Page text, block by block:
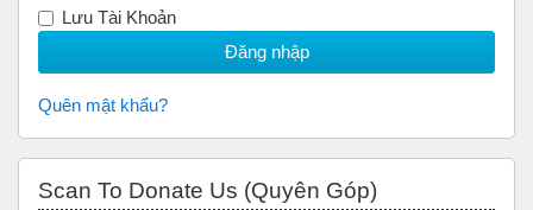
Lưu Tài Khoản
Quên mật khẩu?
Scan To Donate Us (Quyên Góp)